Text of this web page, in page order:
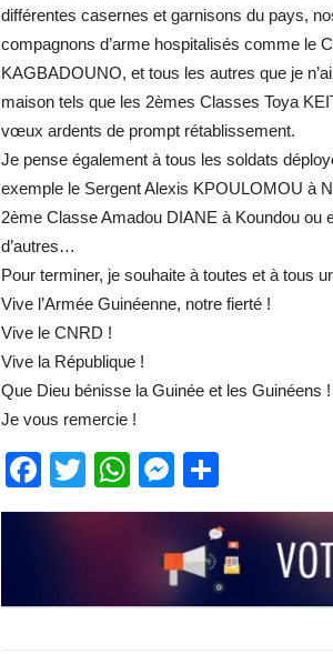
différentes casernes et garnisons du pays,
compagnons d’arme hospitalisés comme le
KAGBADOUNO, et tous les autres que je
maison tels que les 2èmes Classes Toya
vœux ardents de prompt rétablissement.
Je pense également à tous les soldats
exemple le Sergent Alexis KPOULOMOU à
2ème Classe Amadou DIANE à Koundou
d’autres…
Pour terminer, je souhaite à toutes et à tous
Vive l’Armée Guinéenne, notre fierté !
Vive le CNRD !
Vive la République !
Que Dieu bénisse la Guinée et les Guinéens !
Je vous remercie !
Facebook
TwitterWhatsApp
Messenger